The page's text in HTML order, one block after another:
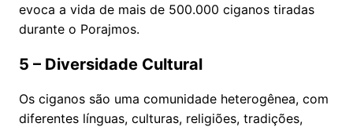
evoca a vida de mais de 500.000 ciganos tiradas
durante o Porajmos.
5 – Diversidade Cultural
Os ciganos são uma comunidade heterogênea, com
diferentes línguas, culturas, religiões, tradições,